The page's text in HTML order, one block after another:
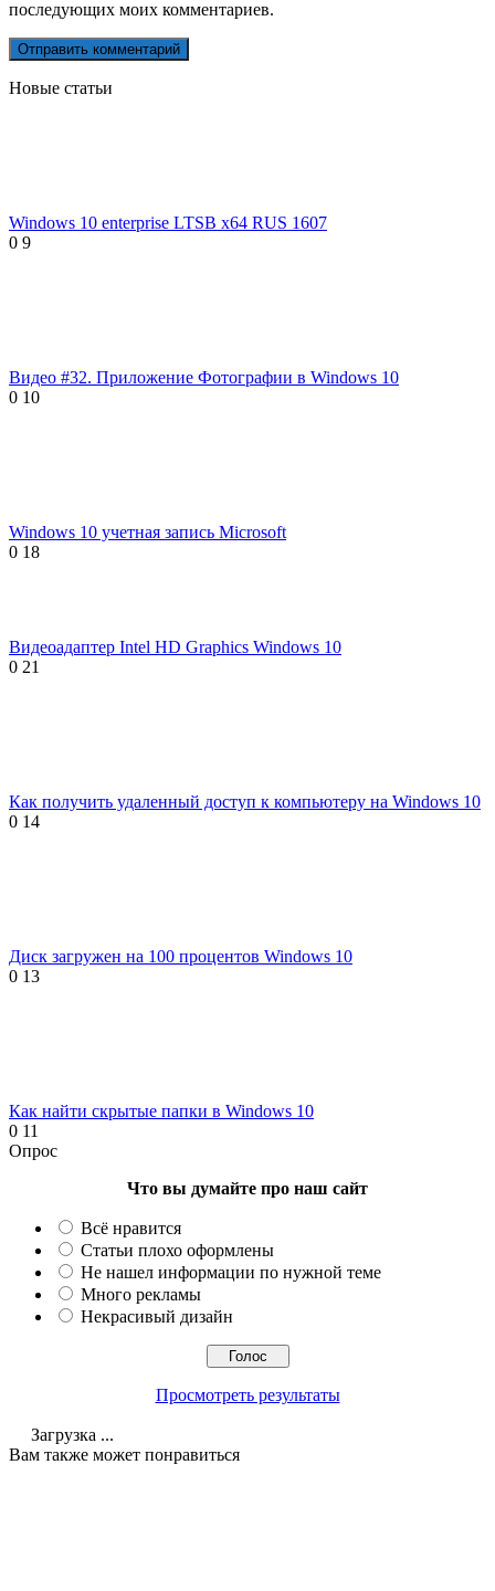
последующих моих комментариев.
Новые статьи
Windows 10 enterprise LTSB x64 RUS 1607
0 9
Видео #32. Приложение Фотографии в Windows 10
0 10
Windows 10 учетная запись Microsoft
0 18
Видеоадаптер Intel HD Graphics Windows 10
0 21
Как получить удаленный доступ к компьютеру на Windows 10
0 14
Диск загружен на 100 процентов Windows 10
0 13
Как найти скрытые папки в Windows 10
0 11
Опрос
Что вы думайте про наш сайт
Всё нравится
Статьи плохо оформлены
Не нашел информации по нужной теме
Много рекламы
Некрасивый дизайн
Просмотреть результаты
Загрузка ...
Вам также может понравиться